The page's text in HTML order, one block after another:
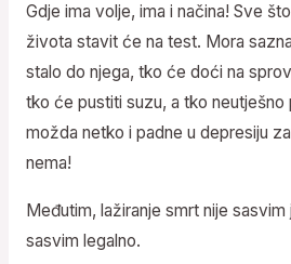
Gdje ima volje, ima i načina! Sve
života stavit će na test. Mora
stalo do njega, tko će doći na
tko će pustiti suzu, a tko neutješno
možda netko i padne u depresiju
nema!
Međutim, lažiranje smrt nije sasvim
sasvim legalno.